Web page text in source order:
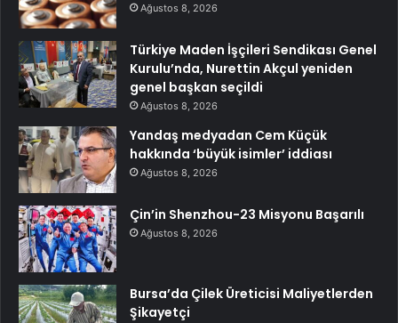
Ağustos 8, 2026
Türkiye Maden İşçileri Sendikası Genel
Kurulu’nda, Nurettin Akçul yeniden
genel başkan seçildi
Ağustos 8, 2026
Yandaş medyadan Cem Küçük
hakkında ‘büyük isimler’ iddiası
Ağustos 8, 2026
Çin’in Shenzhou-23 Misyonu Başarılı
Ağustos 8, 2026
Bursa’da Çilek Üreticisi Maliyetlerden
Şikayetçi